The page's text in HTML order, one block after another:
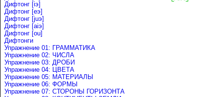
Дифтонг [iэ]
Дифтонг [eэ]
Дифтонг [juэ]
Дифтонг [аiэ]
Дифтонг [ou]
Дифтонги
Упражнение 01: ГРАММАТИКА
Упражнение 02: ЧИСЛА
Упражнение 03: ДРОБИ
Упражнение 04: ЦВЕТА
Упражнение 05: МАТЕРИАЛЫ
Упражнение 06: ФОРМЫ
Упражнение 07: СТОРОНЫ ГОРИЗОНТА